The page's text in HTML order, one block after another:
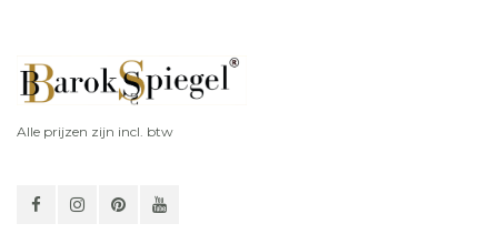
Alle prijzen zijn incl. btw